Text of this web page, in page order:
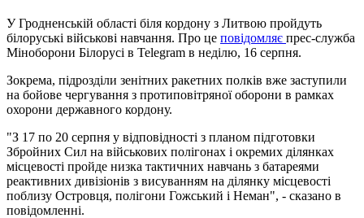
У Гродненській області біля кордону з Литвою пройдуть
білоруські військові навчання. Про це повідомляє прес-служба
Міноборони Білорусі в Telegram в неділю, 16 серпня.
Зокрема, підрозділи зенітних ракетних полків вже заступили
на бойове чергування з протиповітряної оборони в рамках
охорони державного кордону.
"З 17 по 20 серпня у відповідності з планом підготовки
Збройних Сил на військових полігонах і окремих ділянках
місцевості пройде низка тактичних навчань з батареями
реактивних дивізіонів з висуванням на ділянку місцевості
поблизу Островця, полігони Гожський і Неман", - сказано в
повідомленні.